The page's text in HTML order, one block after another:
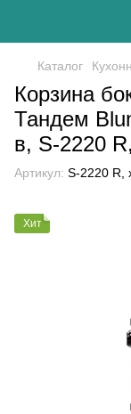
Каталог
Корзина
Тандем
в, S-2220
Артикул: S-2220 R,
Хит